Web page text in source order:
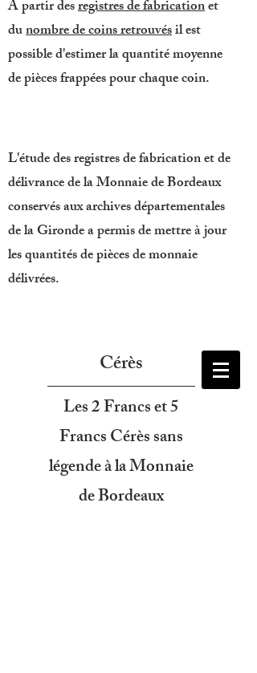
Cérès
Les 2 Francs et 5
Francs Cérès sans
légende à la Monnaie
de Bordeaux
L'étude des registres de fabrication et de
délivrance de la Monnaie de Bordeaux
conservés aux archives départementales
de la Gironde a permis de mettre à jour
les quantités de pièces de monnaie
délivrées.
A partir desregistres de fabricationet
dunombre de coins retrouvésil est
possible d'estimer la quantité moyenne
de pièces frappées pour chaque coin.